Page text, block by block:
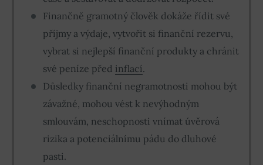
Finančně gramotný člověk dokáže řídit své
příjmy a výdaje, vytvořit si finanční rezervu,
vybrat si nejlepší finanční produkty a chránit
své peníze před inflací.
Důsledky finanční negramotnosti mohou být
závažné, mohou vést k nevýhodným
smlouvám, neschopnosti vnímat úvěrová
rizika a potenciálnímu pádu do dluhové
pasti.